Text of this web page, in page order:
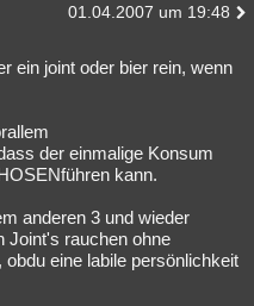
01.04.2007 um 19:48
ein joint oder bier rein, wenn
der einmalige Konsum
kann.
anderen 3 und wieder
Joint's rauchen ohne
eine labile persönlichkeit